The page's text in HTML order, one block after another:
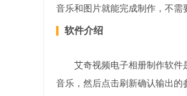
音乐和图片就能完成制作，不需
软件介绍
艾奇视频电子相册制作软件
音乐，然后点击刷新确认输出